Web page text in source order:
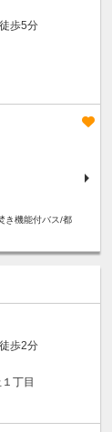
歩5分
き機能付バス/都
歩2分
丁目